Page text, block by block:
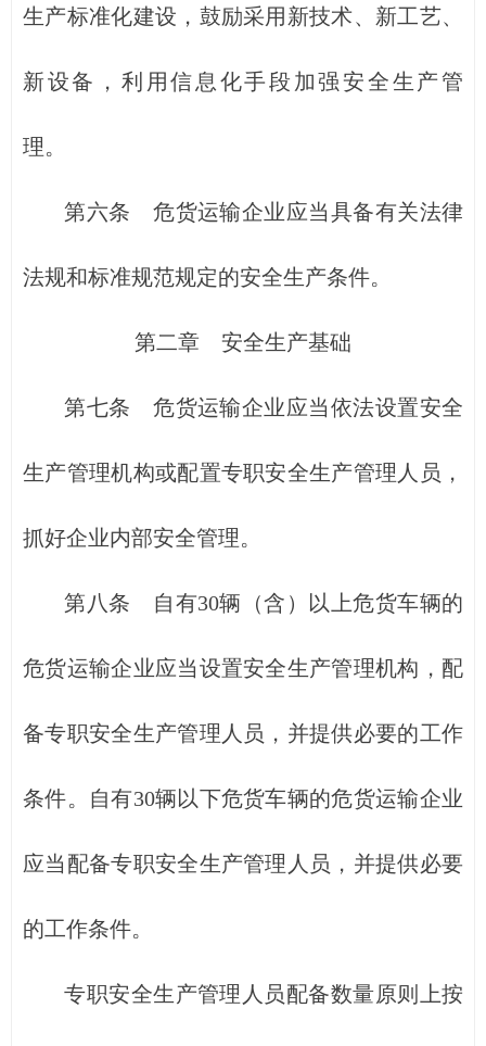
生产标准化建设，鼓励采用新技术、新工艺、
新设备，利用信息化手段加强安全生产管
理。
第六条 危货运输企业应当具备有关法律
法规和标准规范规定的安全生产条件。
第二章 安全生产基础
第七条 危货运输企业应当依法设置安全
生产管理机构或配置专职安全生产管理人员，
抓好企业内部安全管理。
第八条 自有30辆（含）以上危货车辆的
危货运输企业应当设置安全生产管理机构，配
备专职安全生产管理人员，并提供必要的工作
条件。自有30辆以下危货车辆的危货运输企业
应当配备专职安全生产管理人员，并提供必要
的工作条件。
专职安全生产管理人员配备数量原则上按